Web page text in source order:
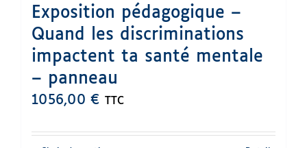
Exposition pédagogique –
Quand les discriminations
impactent ta santé mentale
– panneau
1056,00€ TTC